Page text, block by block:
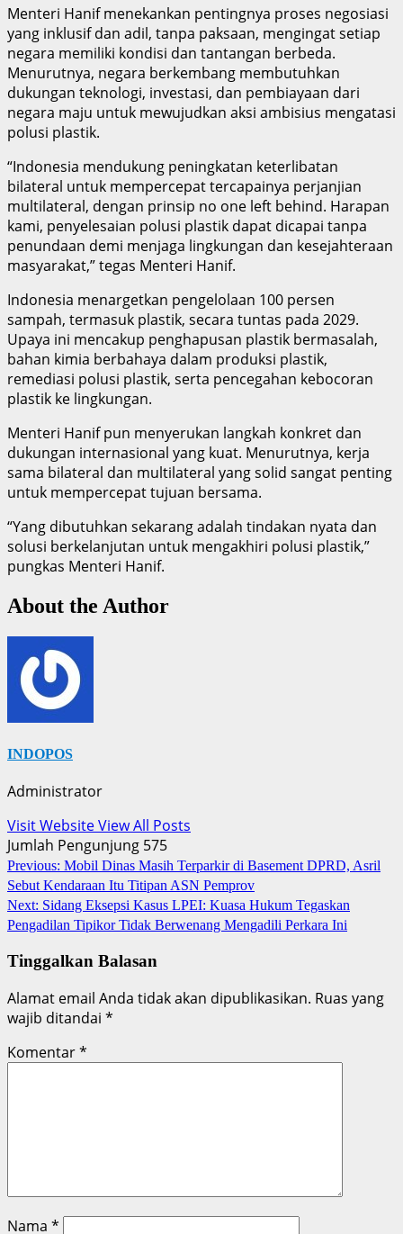
Menteri Hanif menekankan pentingnya proses negosiasi
yang inklusif dan adil, tanpa paksaan, mengingat setiap
negara memiliki kondisi dan tantangan berbeda.
Menurutnya, negara berkembang membutuhkan
dukungan teknologi, investasi, dan pembiayaan dari
negara maju untuk mewujudkan aksi ambisius mengatasi
polusi plastik.
“Indonesia mendukung peningkatan keterlibatan
bilateral untuk mempercepat tercapainya perjanjian
multilateral, dengan prinsip no one left behind. Harapan
kami, penyelesaian polusi plastik dapat dicapai tanpa
penundaan demi menjaga lingkungan dan kesejahteraan
masyarakat,” tegas Menteri Hanif.
Indonesia menargetkan pengelolaan 100 persen
sampah, termasuk plastik, secara tuntas pada 2029.
Upaya ini mencakup penghapusan plastik bermasalah,
bahan kimia berbahaya dalam produksi plastik,
remediasi polusi plastik, serta pencegahan kebocoran
plastik ke lingkungan.
Menteri Hanif pun menyerukan langkah konkret dan
dukungan internasional yang kuat. Menurutnya, kerja
sama bilateral dan multilateral yang solid sangat penting
untuk mempercepat tujuan bersama.
“Yang dibutuhkan sekarang adalah tindakan nyata dan
solusi berkelanjutan untuk mengakhiri polusi plastik,”
pungkas Menteri Hanif.
About the Author
INDOPOS
Administrator
Visit WebsiteView All Posts
Jumlah Pengunjung 575
Post
navigation
Previous: Mobil Dinas Masih Terparkir di Basement DPRD, Asril
Sebut Kendaraan Itu Titipan ASN Pemprov
Next: Sidang Eksepsi Kasus LPEI: Kuasa Hukum Tegaskan
Pengadilan Tipikor Tidak Berwenang Mengadili Perkara Ini
Tinggalkan Balasan
Alamat email Anda tidak akan dipublikasikan. Ruas yang
wajib ditandai *
Komentar*
Nama *